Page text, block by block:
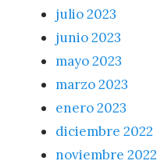
julio 2023
junio 2023
mayo 2023
marzo 2023
enero 2023
diciembre 2022
noviembre 2022